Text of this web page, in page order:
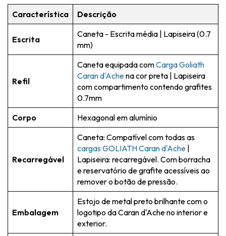
Característica Descrição
Escrita
Caneta - Escrita média | Lapiseira (0.7
mm)
Refil
Caneta equipada comCarga Goliath
Caran d'Achena cor preta | Lapiseira
com compartimento contendo grafites
0.7mm
Corpo
Hexagonal em alumínio
Recarregável
Caneta: Compatível com todas as
cargas GOLIATH Caran d'Ache |
Lapiseira: recarregável. Com borracha
e reservatório de grafite acessíveis ao
remover o botão de pressão.
Embalagem
Estojo de metal preto brilhante com o
logotipo da Caran d'Ache no interior e
exterior.